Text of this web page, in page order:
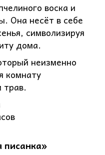
воска и
Она несёт в себе
символизируя
дома.
неизменно
комнату
писанка»